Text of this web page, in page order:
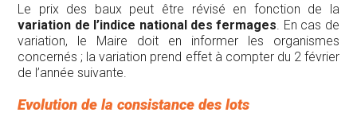
Le prix des baux peut être révisé en fonction de la
variation de l’indice national des fermages. En cas de
variation, le Maire doit en informer les organismes
concernés ; la variation prend effet à compter du 2 février
de l’année suivante.
Evolution de la consistance des lots